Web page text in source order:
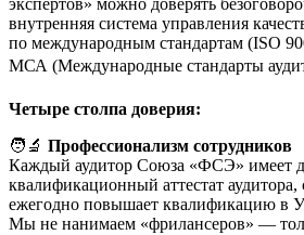
экспертов» можно доверять
внутренняя система управления
по международным стандартам (ISO
МСА (Международные стандарты
Четыре столпа доверия:
🧑‍🔬 Профессионализм сотрудников
Каждый аудитор Союза «ФСЭ» имеет
квалификационный аттестат аудитора,
ежегодно повышает квалификацию в
Мы не нанимаем «фрилансеров» —